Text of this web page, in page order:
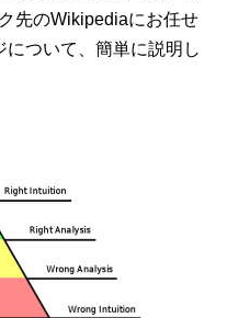
先のWikipediaにお任せ
ついて、簡単に説明し